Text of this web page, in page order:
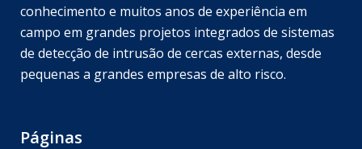
conhecimento e muitos anos de experiência em
campo em grandes projetos integrados de sistemas
de detecção de intrusão de cercas externas, desde
pequenas a grandes empresas de alto risco.
Páginas